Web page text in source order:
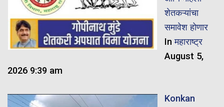
शेतकऱ्यांचा
समावेश होणार
Inमहाराष्ट्र
August 5,
2026 9:39 am
Konkan